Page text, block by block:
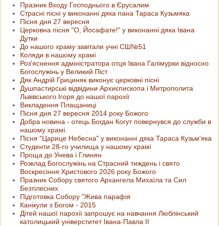
Празник Входу Господнього в Єрусалим
Страсні пісні у виконанні дяка пана Тараса Кузьмяка
Пісня дня 27 вересня
Церковна пісня "О, Йосафате!" у виконанні дяка Івана
Дутки
До нашого храму завітали учні СШ№51
Коляди в нашому храмі
Роз'яснення адміністратора отця Івана Галімурки відносно
Богослужінь у Великий Піст
Дяк Андрій Грициняк виконує церковні пісні
Душпастирські відвідини Архиєпископа і Митрополита
Львівського Ігоря до нашої парохії
Викладення Плащаниці
Пісня дня 27 вересня 2014 року Божого
Добра новина - отець Богдан Когут повернувся до служби в
нашому храмі.
Пісня "Царице Небесна" у виконанні дяка Тараса Кузьм'яка
Студенти 28-го училища у нашому храмі
Проща до Унева і Глинян
Розклад Богослужінь на Страсний тиждень і свято
Воскресіння Христового 2026 року Божого
Празник Собору святого Архангела Михаїла та Сил
Безтілесних
Підготовка Собору "Жива парафія
Канікули з Богом - 2015
Дітей нашої парохії запрошує на навчання Люблінський
католицький універститет Івана-Павла ІІ